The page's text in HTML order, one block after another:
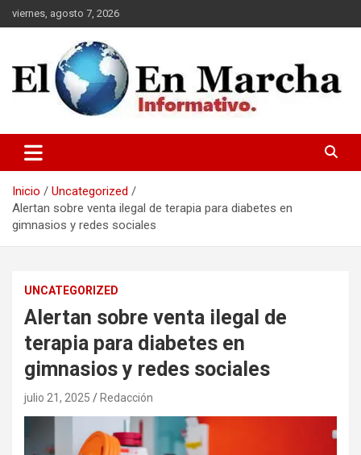
Saltar
al
viernes, agosto 7, 2026
elmundoenmarcha.net
Inicio
Uncategorized
Alertan sobre venta ilegal de terapia para diabetes en
gimnasios y redes sociales
UNCATEGORIZED
Alertan sobre venta ilegal de
terapia para diabetes en
gimnasios y redes sociales
julio 21, 2025 Redacción